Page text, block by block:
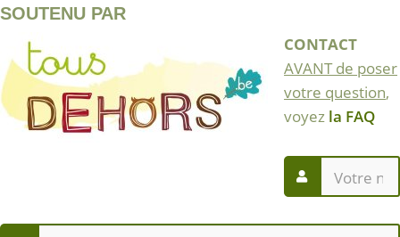
SOUTENU PAR
CONTACT
AVANT de poser
votre question,
voyez la FAQ